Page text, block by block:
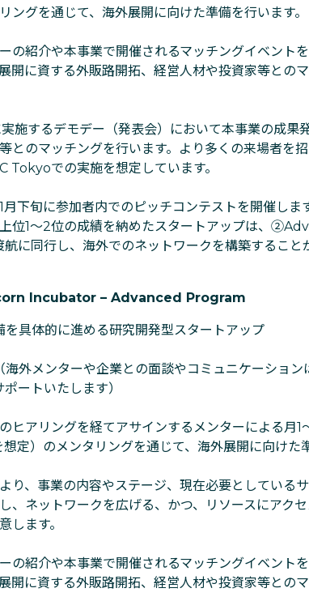
ングを通じて、海外展開に向けた準備を行います。
の紹介や本事業で開催されるマッチングイベント
開に資する外販路開拓、経営人材や投資家等との
施するデモデー（発表会）において本事業の成果
とのマッチングを行います。より多くの来場者を
Tokyoでの実施を想定しています。
月下旬に参加者内でのピッチコンテストを開催しま
位1〜2位の成績を納めたスタートアップは、
に同行し、海外でのネットワークを構築すること
Incubator – Advanced Program
具体的に進める研究開発型スタートアップ
外メンターや企業との面談やコミュニケーション
ートいたします）
ヒアリングを経てアサインするメンターによる月1
想定）のメンタリングを通じて、海外展開に向けた
り、事業の内容やステージ、現在必要としている
、ネットワークを広げる、かつ、リソースにアク
します。
の紹介や本事業で開催されるマッチングイベント
開に資する外販路開拓、経営人材や投資家等との